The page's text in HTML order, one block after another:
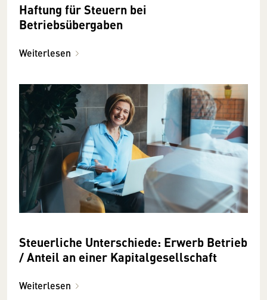
Haftung für Steuern bei
Betriebsübergaben
Weiterlesen
Steuerliche Unterschiede: Erwerb Betrieb
/ Anteil an einer Kapitalgesellschaft
Weiterlesen